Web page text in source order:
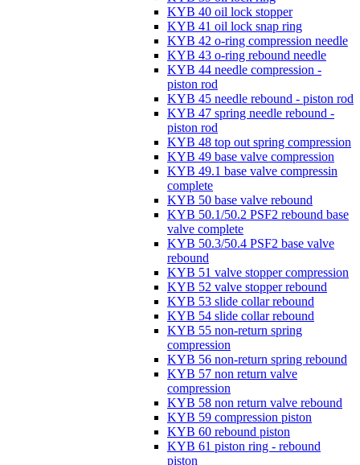
KYB 40 oil lock stopper
KYB 41 oil lock snap ring
KYB 42 o-ring compression needle
KYB 43 o-ring rebound needle
KYB 44 needle compression -
piston rod
KYB 45 needle rebound - piston rod
KYB 47 spring needle rebound -
piston rod
KYB 48 top out spring compression
KYB 49 base valve compression
KYB 49.1 base valve compressin
complete
KYB 50 base valve rebound
KYB 50.1/50.2 PSF2 rebound base
valve complete
KYB 50.3/50.4 PSF2 base valve
rebound
KYB 51 valve stopper compression
KYB 52 valve stopper rebound
KYB 53 slide collar rebound
KYB 54 slide collar rebound
KYB 55 non-return spring
compression
KYB 56 non-return spring rebound
KYB 57 non return valve
compression
KYB 58 non return valve rebound
KYB 59 compression piston
KYB 60 rebound piston
KYB 61 piston ring - rebound
piston